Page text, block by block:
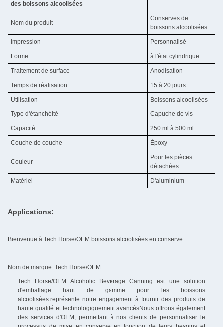
des boissons alcoolisées
Nom du produit
Conserves de
boissons alcoolisées
Impression Personnalisé
Forme à l'état cylindrique
Traitement de surface Anodisation
Temps de réalisation 15 à 20 jours
Utilisation Boissons alcoolisées
Type d'étanchéité Capuche de vis
Capacité 250 ml à 500 ml
Couche de couche Époxy
Couleur
Pour les pièces
détachées
Matériel D'aluminium
Applications:
Bienvenue à Tech Horse/OEM boissons alcoolisées en conserve
Nom de marque: Tech Horse/OEM
Tech Horse/OEM Alcoholic Beverage Canning est une solution
d'emballage haut de gamme pour les boissons
alcoolisées.représente notre engagement à fournir des produits de
haute qualité et technologiquement avancésNous offrons également
des services d'OEM, permettant à nos clients de personnaliser le